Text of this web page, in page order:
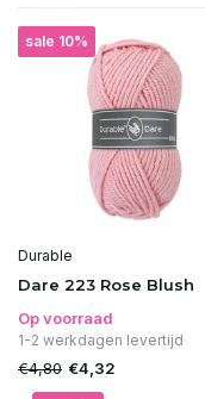
sale 10%
Durable
Dare 223 Rose Blush
Op voorraad
1-2 werkdagen levertijd
€4,80 €4,32